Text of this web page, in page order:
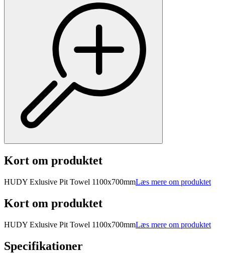
Kort om produktet
HUDY Exlusive Pit Towel 1100x700mmLæs mere om produktet
Kort om produktet
HUDY Exlusive Pit Towel 1100x700mmLæs mere om produktet
Specifikationer